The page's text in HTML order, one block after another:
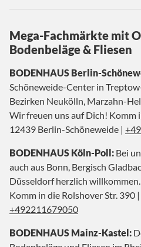
Mega-Fachmärkte mit
Bodenbeläge & Fliesen
BODENHAUS Berlin-
Schöneweide-Center in
Bezirken Neukölln, Marzahn-
Wir freuen uns auf Dich! Komm
12439 Berlin-Schöneweide |
BODENHAUS Köln-Poll: Bei
auch aus Bonn, Bergisch
Düsseldorf herzlich
Komm in die Rolshover Str. 390
+492211679050
BODENHAUS Mainz-Kastel: